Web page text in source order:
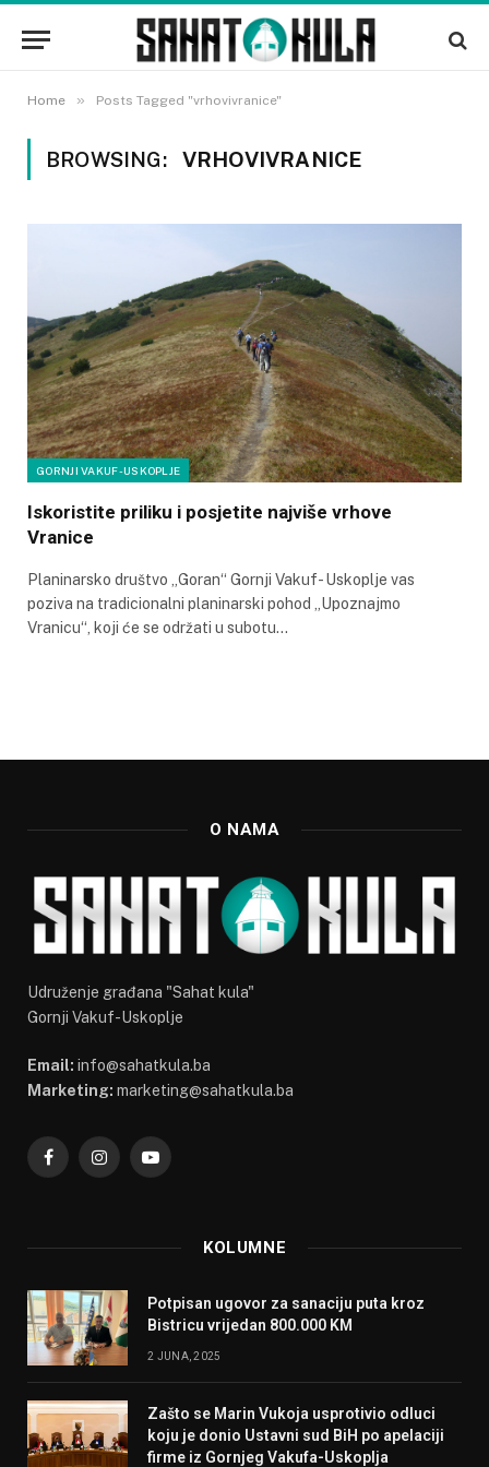
Home » Posts Tagged "vrhovivranice"
BROWSING: VRHOVIVRANICE
GORNJI VAKUF-USKOPLJE
Iskoristite priliku i posjetite najviše vrhove
Vranice
Planinarsko društvo „Goran“ Gornji Vakuf- Uskoplje vas
poziva na tradicionalni planinarski pohod „Upoznajmo
Vranicu“, koji će se održati u subotu…
O NAMA
Udruženje građana "Sahat kula"
Gornji Vakuf-Uskoplje
Email: info@sahatkula.ba
Marketing: marketing@sahatkula.ba
FacebookInstagramYouTube
KOLUMNE
Potpisan ugovor za sanaciju puta kroz
Bistricu vrijedan 800.000 KM
2 JUNA, 2025
Zašto se Marin Vukoja usprotivio odluci
koju je donio Ustavni sud BiH po apelaciji
firme iz Gornjeg Vakufa-Uskoplja